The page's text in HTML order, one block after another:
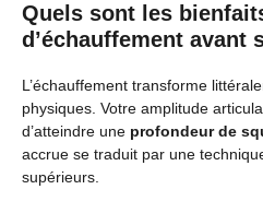
Quels sont les
d’échauffement avant
L’échauffement transforme
physiques. Votre amplitude
d’atteindre une profondeur de
accrue se traduit par une
supérieurs.